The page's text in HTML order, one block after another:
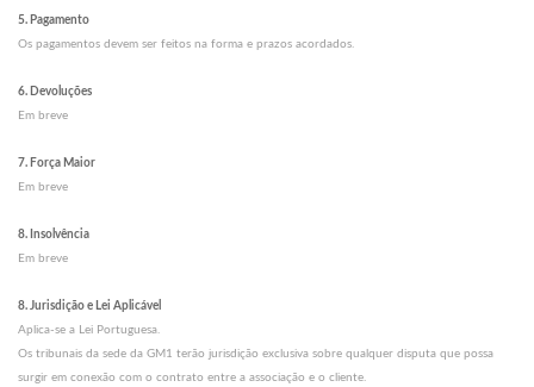
5. Pagamento
Os pagamentos devem ser feitos na forma e prazos acordados.
6. Devoluções
Em breve
7. Força Maior
Em breve
8. Insolvência
Em breve
8. Jurisdição e Lei Aplicável
Aplica-se a Lei Portuguesa.
Os tribunais da sede da GM1 terão jurisdição exclusiva sobre qualquer disputa que possa
surgir em conexão com o contrato entre a associação e o cliente.